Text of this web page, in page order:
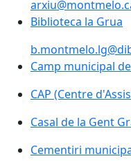
Biblioteca la Grua
Camp municipal
CAP (Centre
Casal de la Gent
Cementiri